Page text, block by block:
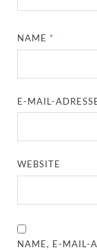
NAME *
E-MAIL-
WEBSITE
NAME, E-MAIL-